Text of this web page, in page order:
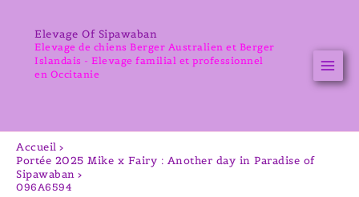
contenuElevage Of Sipawaban
Elevage de chiens Berger Australien et Berger
Islandais - Elevage familial et professionnel
en Occitanie
Accueil
Portée 2025 Mike x Fairy : Another day in Paradise of
Sipawaban
096A6594